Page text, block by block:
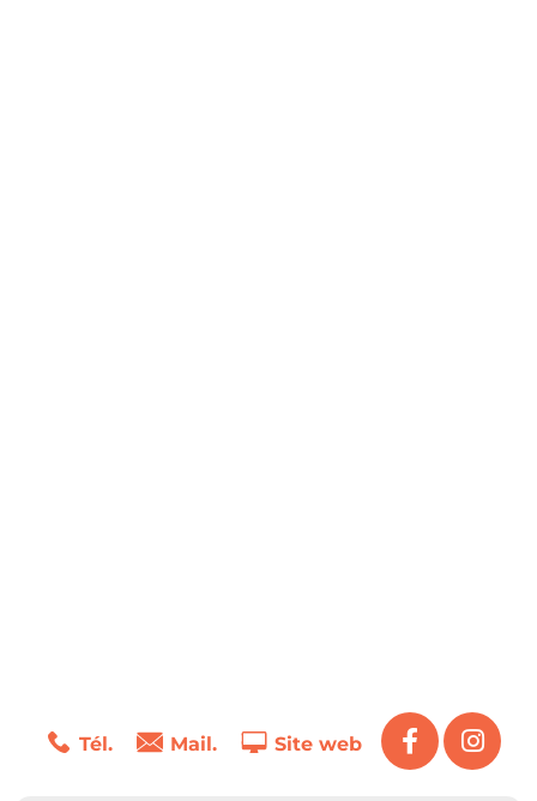
Tél. Mail. Site web